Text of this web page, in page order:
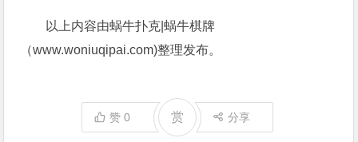
以上内容由蜗牛扑克|蜗牛棋牌
（www.woniuqipai.com)整理发布。
赞0 赏 分享